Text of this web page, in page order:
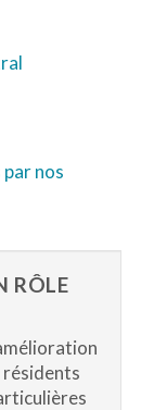
nos
RÔLE
résidents